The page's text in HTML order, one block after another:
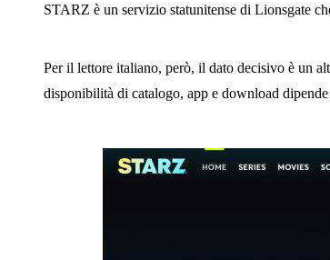
STARZ è un servizio statunitense di Lionsgate
Per il lettore italiano, però, il dato decisivo è un
disponibilità di catalogo, app e download